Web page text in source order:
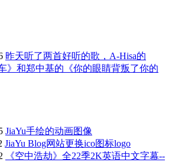
昨天听了两首好听的歌，A-Hisa的
车》和郑中基的《你的眼睛背叛了你的
JiaYu手绘的动画图像
JiaYu Blog网站更换ico图标logo
《空中浩劫》全22季2K英语中文字幕--